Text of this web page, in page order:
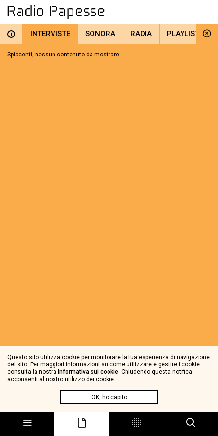
i INTERVISTE SONORA RADIA PLAYLIST
Spiacenti, nessun contenuto da mostrare.
Questo sito utilizza cookie per monitorare la tua esperienza di navigazione
del sito. Per maggiori informazioni su come utilizzare e gestire i cookie,
consulta la nostra Informativa sui cookie. Chiudendo questa notifica
acconsenti al nostro utilizzo dei cookie.
OK, ho capito